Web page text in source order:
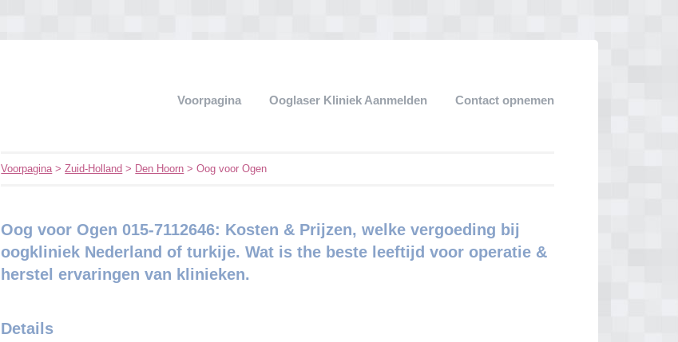
Voorpagina Ooglaser Kliniek Aanmelden Contact opnemen
Voorpagina>Zuid-Holland > Den Hoorn > Oog voor Ogen
Oog voor Ogen 015-7112646: Kosten & Prijzen, welke vergoeding bij
oogkliniek Nederland of turkije. Wat is the beste leeftijd voor operatie &
herstel ervaringen van klinieken.
Details